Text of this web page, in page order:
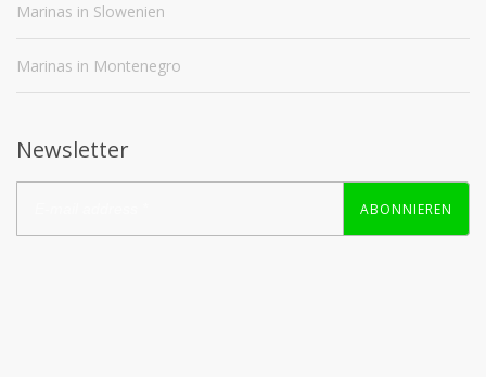
Marinas in Slowenien
Marinas in Montenegro
Newsletter
ABONNIEREN